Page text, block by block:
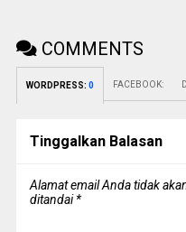
COMMENTS
WORDPRESS: 0 FACEBOOK:
Tinggalkan Balasan
Alamat email Anda tidak
ditandai*